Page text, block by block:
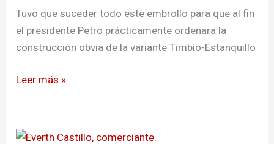
Tuvo que suceder todo este embrollo para que al fin
el presidente Petro prácticamente ordenara la
construcción obvia de la variante Timbío-Estanquillo
Leer más »
Alarma